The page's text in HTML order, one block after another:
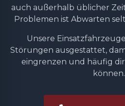
auch außerhalb üblicher
Problemen ist Abwarten
Unsere
Störungen ausgestattet,
eingrenzen und häufig
können.